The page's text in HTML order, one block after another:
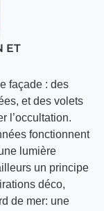
ET
façade : des
et des volets
l’occultation.
fonctionnent
lumière
un principe
déco,
de mer: une